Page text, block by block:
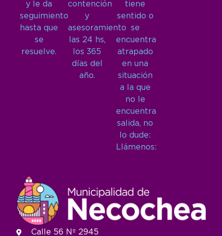
y le da
seguimiento
hasta que
se
resuelve.
contención
y
asesoramiento
las 24 hs,
los 365
días del
año.
tiene
sentido o
se
encuentra
atrapado
en una
situación
a la que
no le
encuentra
salida, no
lo dude:
Llámenos:
Calle 56 Nº 2945